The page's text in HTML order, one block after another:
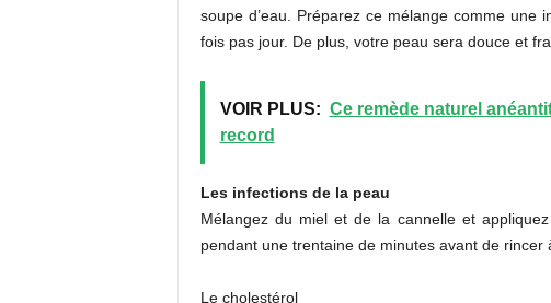
soupe d’eau. Préparez ce mélange comme une
fois pas jour. De plus, votre peau sera douce et
VOIR PLUS: Ce remède naturel
record
Les infections de la peau
Mélangez du miel et de la cannelle et
pendant une trentaine de minutes avant de rincer
Le cholestérol